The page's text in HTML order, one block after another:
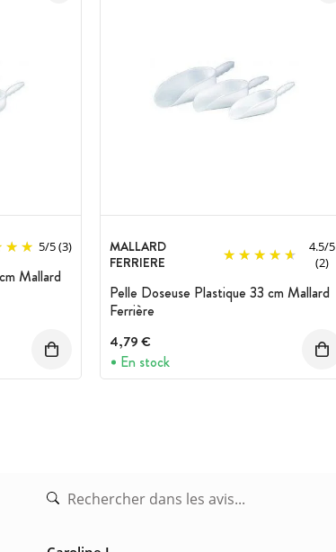
5/5(3)
Mallard
MALLARD
FERRIERE
4.5/5
(2)
Pelle Doseuse Plastique 33 cm Mallard
Ferrière
4,79 €
En stock